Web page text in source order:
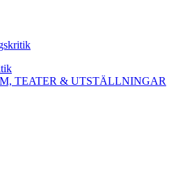
TEATER & UTSTÄLLNINGAR